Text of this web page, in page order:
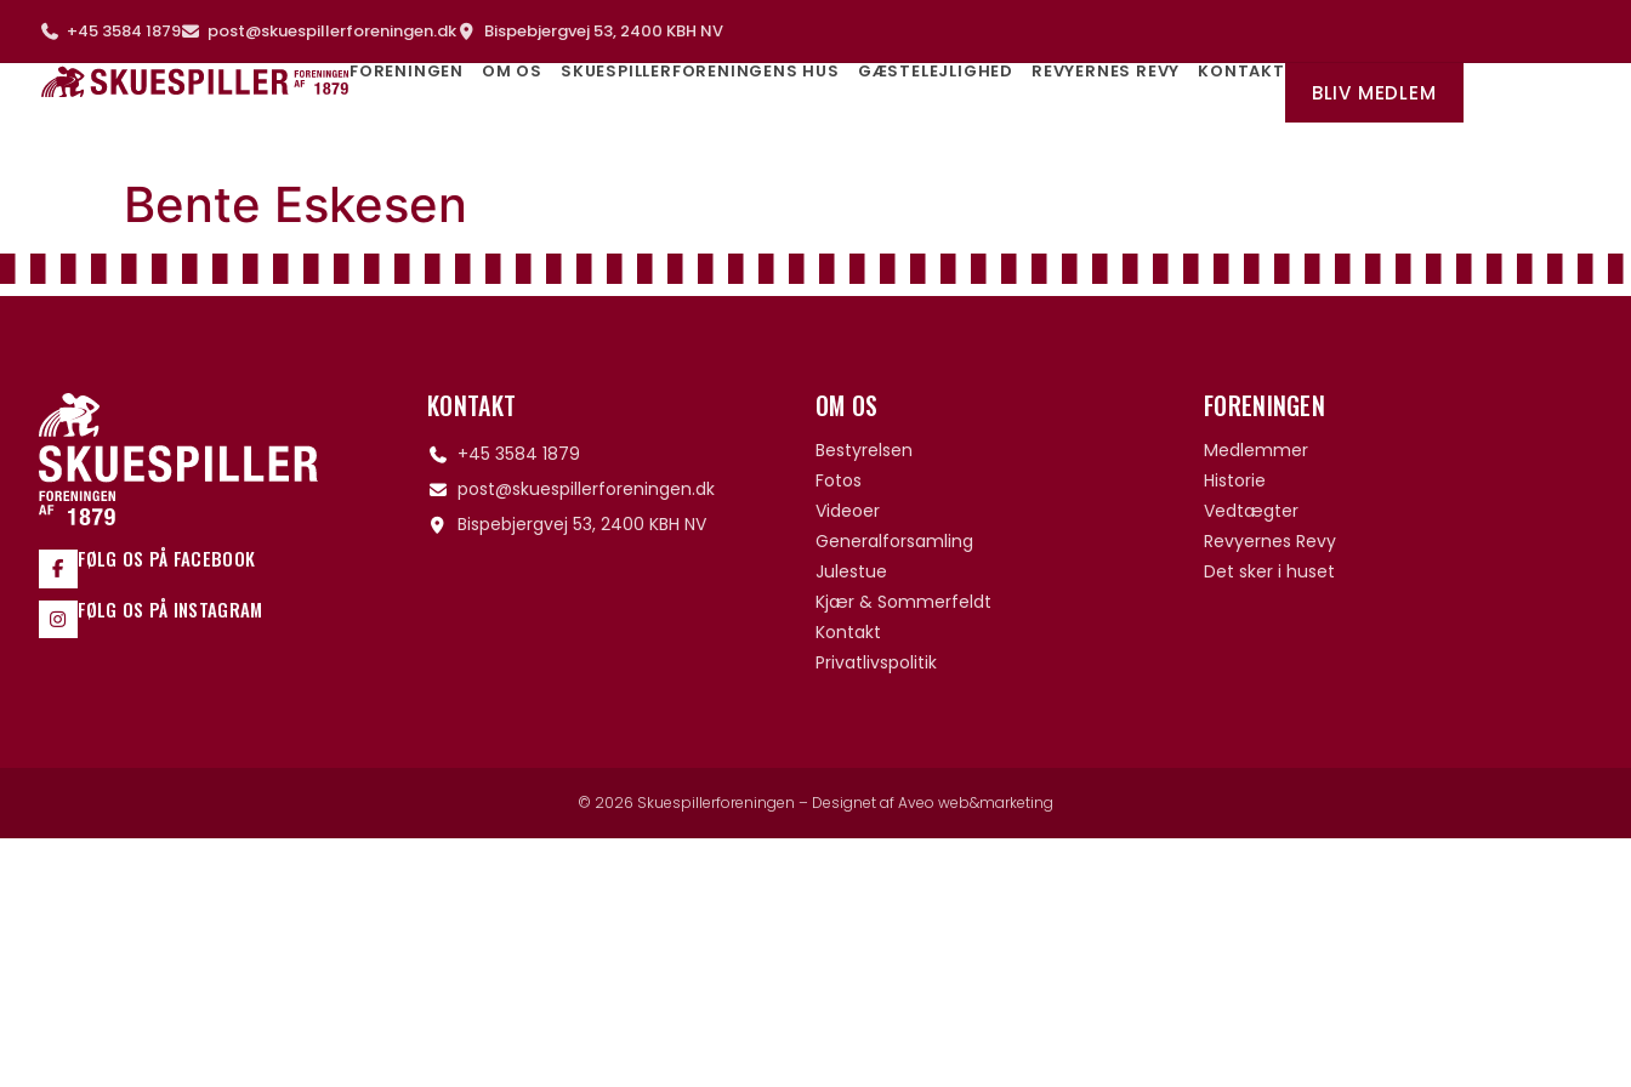
+45 3584 1879 post@skuespillerforeningen.dk
Bispebjergvej 53, 2400 KBH NV
FORENINGEN
OM OS SKUESPILLERFORENINGENS HUS GÆSTELEJLIGHED REVYERNES REVY KONTAKT
BLIV MEDLEM
Bente Eskesen
FØLG OS PÅ FACEBOOK
FØLG OS PÅ INSTAGRAM
KONTAKT
+45 3584 1879
post@skuespillerforeningen.dk
Bispebjergvej 53, 2400 KBH NV
OM OS
Bestyrelsen
Fotos
Videoer
Generalforsamling
Julestue
Kjær & Sommerfeldt
Kontakt
Privatlivspolitik
FORENINGEN
Medlemmer
Historie
Vedtægter
Revyernes Revy
Det sker i huset
© 2026 Skuespillerforeningen – Designet afAveo web&marketing